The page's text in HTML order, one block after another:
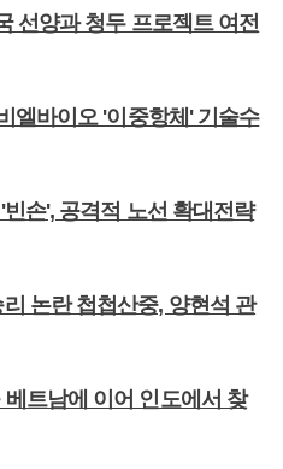
선양과 청두 프로젝트 여전
엘바이오 '이중항체' 기술수
손', 공격적 노선 확대전략
논란 첩첩산중, 양현석 관
트남에 이어 인도에서 찾